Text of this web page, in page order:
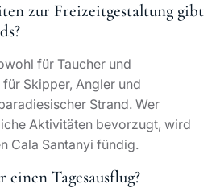
zur Freizeitgestaltung gibt
für Taucher und
Skipper, Angler und
Strand. Wer
Aktivitäten bevorzugt, wird
Cala Santanyi fündig.
Tagesausflug?